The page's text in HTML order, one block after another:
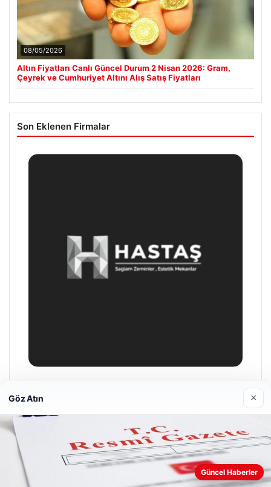
08/05/2026
Altın Fiyatları Canlı Güncel Durum 2 Nisan 2026: Gram,
Çeyrek ve Cumhuriyet Altını Alış Satış Fiyatları
Son Eklenen Firmalar
Enes Kaplan Avukatlık Bürosu
Web sitemizi nasıl kullandığınızı daha iyi anlayabilmek,
deneyiminizi kişiselleştirmek ve geliştirmek amacıyla çerezler
Göz Atın ×
Güncel Haberler